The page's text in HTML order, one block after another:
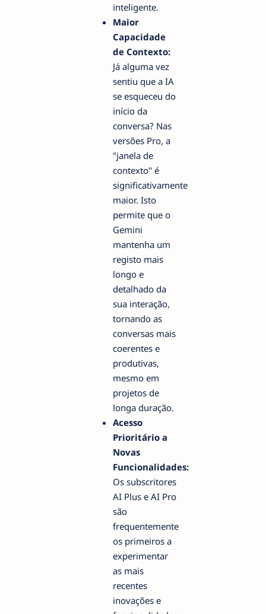
inteligente.
Maior
Capacidade
de Contexto:
Já alguma vez
sentiu que a IA
se esqueceu do
início da
conversa? Nas
versões Pro, a
"janela de
contexto" é
significativamente
maior. Isto
permite que o
Gemini
mantenha um
registo mais
longo e
detalhado da
sua interação,
tornando as
conversas mais
coerentes e
produtivas,
mesmo em
projetos de
longa duração.
Acesso
Prioritário a
Novas
Funcionalidades:
Os subscritores
AI Plus e AI Pro
são
frequentemente
os primeiros a
experimentar
as mais
recentes
inovações e